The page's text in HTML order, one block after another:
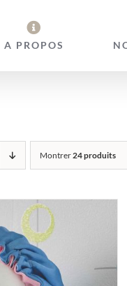
A PROPOS
Montrer24 produits